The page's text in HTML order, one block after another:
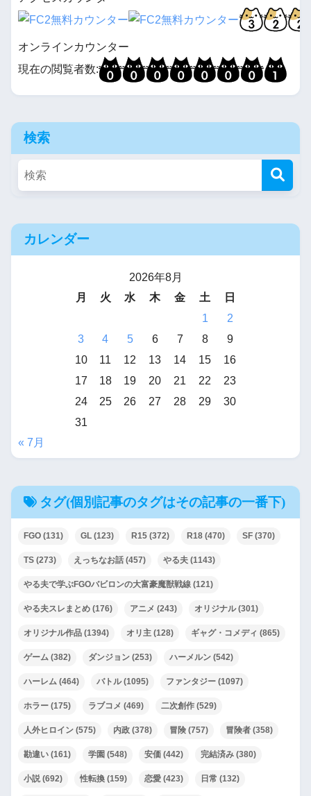
オンラインカウンター
現在の閲覧者数:
検索
カレンダー
2026年8月
月
火 水 木 金 土
日
1
2
3
4 5 6 7 8
9
10
11 12 13 14 15
16
17
18 19 20 21 22
23
24
25 26 27 28 29
30
31
« 7月
タグ(個別記事のタグはその記事の一番下)
FGO (131) GL (123) R15 (372) R18 (470) SF (370)
TS (273) えっちなお話 (457) やる夫 (1143)
やる夫で学ぶFGOバビロンの大富豪魔獣戦線 (121)
やる夫スレまとめ (176) アニメ (243) オリジナル(301)
オリジナル作品 (1394) オリ主 (128) ギャグ・コメディ (865)
ゲーム (382) ダンジョン (253) ハーメルン (542)
ハーレム (464) バトル(1095) ファンタジー (1097)
ホラー (175) ラブコメ (469) 二次創作 (529)
人外ヒロイン (575) 内政 (378) 冒険 (757) 冒険者 (358)
勘違い (161) 学園 (548) 安価 (442) 完結済み (380)
小説 (692) 性転換 (159) 恋愛 (423) 日常 (132)